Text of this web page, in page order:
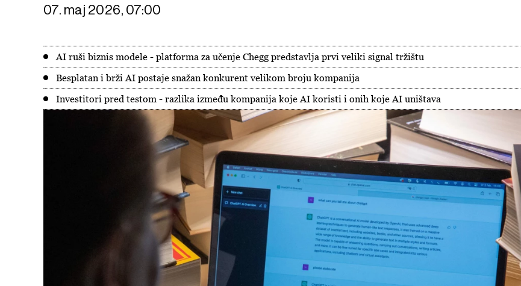
07. maj 2026, 07:00
AI ruši biznis modele - platforma za učenje Chegg predstavlja prvi veliki signal tržištu
Besplatan i brži AI postaje snažan konkurent velikom broju kompanija
Investitori pred testom - razlika između kompanija koje AI koristi i onih koje AI uništava